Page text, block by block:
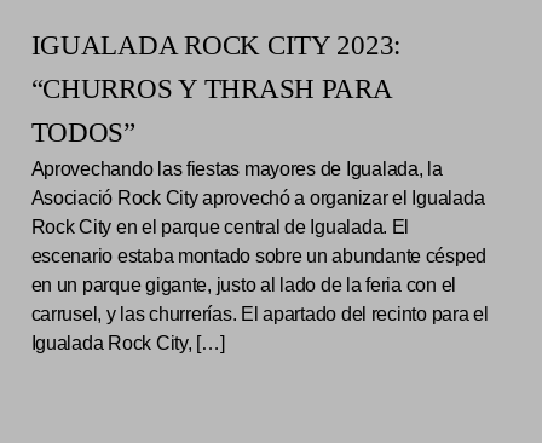
IGUALADA ROCK CITY 2023:
“CHURROS Y THRASH PARA
TODOS”
Aprovechando las fiestas mayores de Igualada, la
Asociació Rock City aprovechó a organizar el Igualada
Rock City en el parque central de Igualada. El
escenario estaba montado sobre un abundante césped
en un parque gigante, justo al lado de la feria con el
carrusel, y las churrerías. El apartado del recinto para el
Igualada Rock City, […]